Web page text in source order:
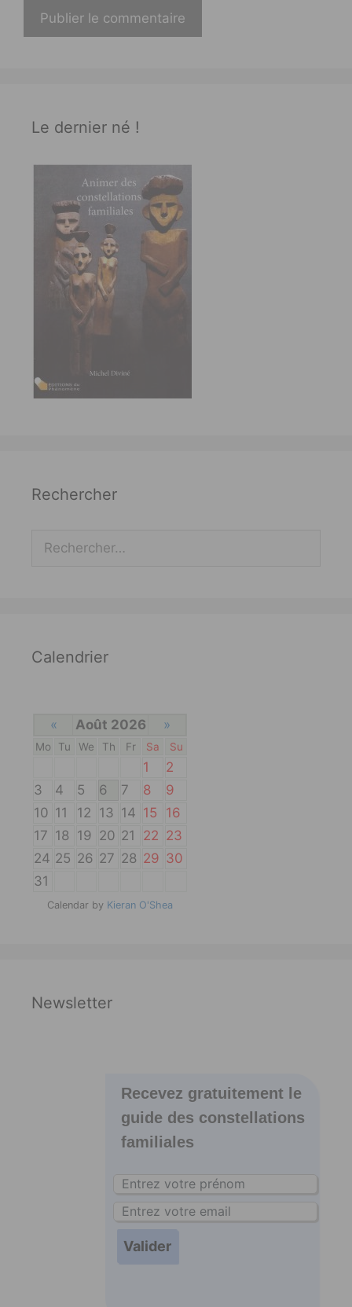
Le dernier né !
Rechercher
Calendrier
« Août 2026 »
Mo Tu We Th Fr Sa Su
1
2
3
4 5 6 7 8
9
10 11 12 13 14 15
16
17 18 19 20 21 22 23
24 25 26 27 28 29 30
31
Calendar by Kieran O'Shea
Newsletter
Recevez gratuitement le
guide des constellations
familiales